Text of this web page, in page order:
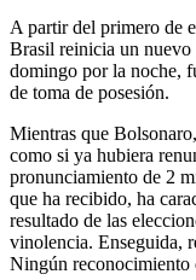
A partir del primero de
Brasil reinicia un
domingo por la noche,
de toma de posesión.
Mientras que
como si ya hubiera
pronunciamiento de 2
que ha recibido, ha
resultado de las
vinolencia. Enseguida,
Ningún reconocimiento